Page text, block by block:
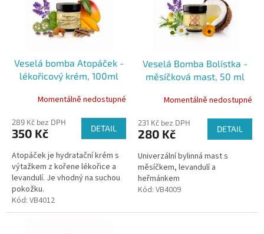
Veselá bomba Atopáček -
lékořicový krém, 100ml
Momentálně nedostupné
289 Kč bez DPH
350 Kč DETAIL
Atopáček je hydratační krém s
výtažkem z kořene lékořice a
levandulí. Je vhodný na suchou
pokožku.
Kód: VB4012
Veselá Bomba Bolístka -
měsíčková mast, 50 ml
Momentálně nedostupné
231 Kč bez DPH
280 Kč DETAIL
Univerzální bylinná mast s
měsíčkem, levandulí a
heřmánkem
Kód: VB4009